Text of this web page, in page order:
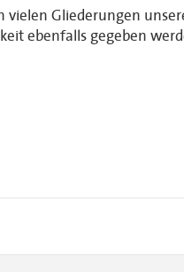
vielen Gliederungen
ebenfalls gegeben